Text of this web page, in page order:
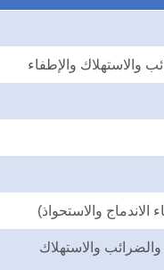
والاستهلاك والإطفاء
الاندماج والاستحواذ)
والاستهلاك